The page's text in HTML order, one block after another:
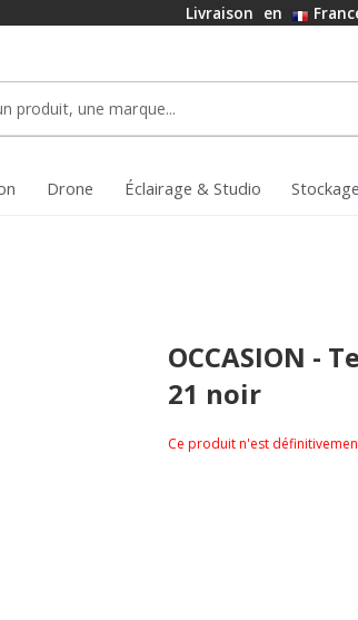
Livraison en
Drone Éclairage & Studio
OCCASION -
21 noir
Ce produit n'est